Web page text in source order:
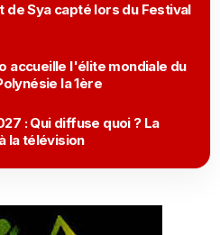
Sya capté lors du Festival
accueille l'élite mondiale du
la 1ère
: Qui diffuse quoi ? La
la télévision